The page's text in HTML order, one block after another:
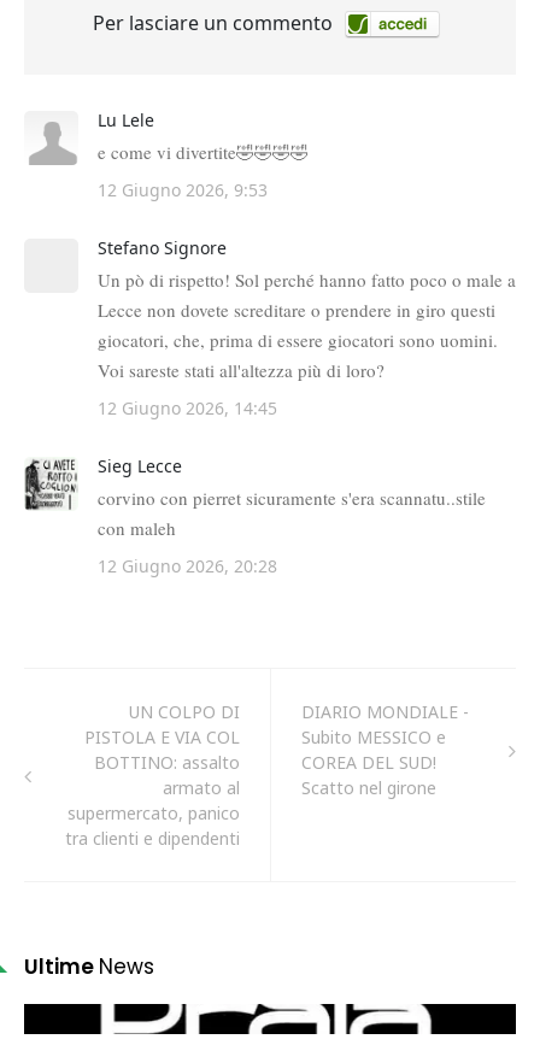
UN COLPO DI
PISTOLA E VIA COL
BOTTINO: assalto
armato al
supermercato, panico
tra clienti e dipendenti
DIARIO MONDIALE -
Subito MESSICO e
COREA DEL SUD!
Scatto nel girone
Ultime News